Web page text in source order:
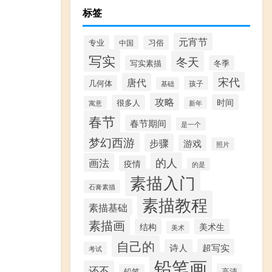
标签
专业 中国 习俗 元宵节
写实 写实素描 冬天
冬季
几何体
唐代 基础 孩子 宋代
寓意 很多人 攻略 新年 时间
春节 春节期间 是一个
梦幻西游 步骤 游戏 照片
画法 疫情 的人 的是
石膏素描 素描入门
素描基础 素描教程
素描画 结构 美术 美术生
考试 自己的 诗人 超写实
铅笔画